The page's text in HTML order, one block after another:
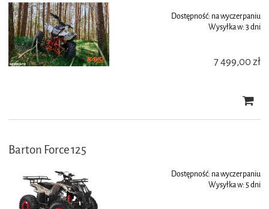
Dostępność: na wyczerpaniu
Wysyłka w:3 dni
7 499,00 zł
Barton Force 125
Dostępność: na wyczerpaniu
Wysyłka w:5 dni